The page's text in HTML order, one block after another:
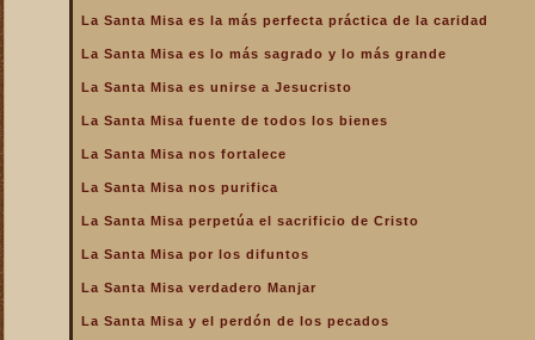
perfecta oración
La Santa Misa es la más
caridad
La Santa Misa es lo más
sagrado y lo más grande
La Santa Misa es medicina
La Santa Misa es unirse a
La Santa Misa es la más perfecta práctica de la caridad
La Santa Misa es lo más sagrado y lo más grande
La Santa Misa es unirse a Jesucristo
La Santa Misa fuente de todos los bienes
La Santa Misa nos fortalece
La Santa Misa nos purifica
La Santa Misa perpetúa el sacrificio de Cristo
La Santa Misa por los difuntos
La Santa Misa verdadero Manjar
La Santa Misa y el perdón de los pecados